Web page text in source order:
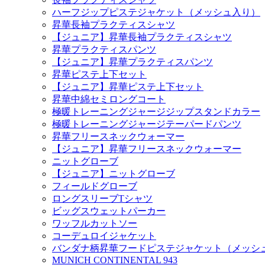
ハーフジップピステジャケット（メッシュ入り）
昇華長袖プラクティスシャツ
【ジュニア】昇華長袖プラクティスシャツ
昇華プラクティスパンツ
【ジュニア】昇華プラクティスパンツ
昇華ピステ上下セット
【ジュニア】昇華ピステ上下セット
昇華中綿セミロングコート
極暖トレーニングジャージジップスタンドカラー
極暖トレーニングジャージテーパードパンツ
昇華フリースネックウォーマー
【ジュニア】昇華フリースネックウォーマー
ニットグローブ
【ジュニア】ニットグローブ
フィールドグローブ
ロングスリーブTシャツ
ビッグスウェットパーカー
ワッフルカットソー
コーデュロイジャケット
バンダナ柄昇華フードピステジャケット（メッシ
MUNICH CONTINENTAL 943